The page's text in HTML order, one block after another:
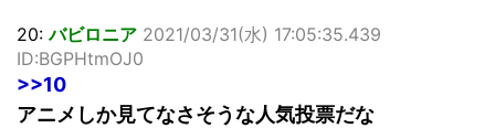
20:バビロニア 2021/03/31(水) 17:05:35.439
ID:BGPHtmOJ0
>>10
アニメしか見てなさそうな人気投票だな